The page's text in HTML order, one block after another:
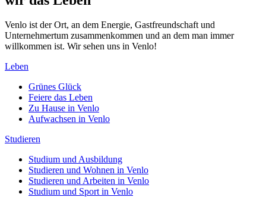
Venlo ist der Ort, an dem Energie, Gastfreundschaft und
Unternehmertum zusammenkommen und an dem man immer
willkommen ist. Wir sehen uns in Venlo!
Leben
Grünes Glück
Feiere das Leben
Zu Hause in Venlo
Aufwachsen in Venlo
Studieren
Studium und Ausbildung
Studieren und Wohnen in Venlo
Studieren und Arbeiten in Venlo
Studium und Sport in Venlo